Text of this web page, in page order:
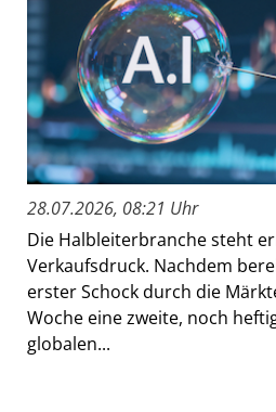
28.07.2026, 08:21 Uhr
Die Halbleiterbranche steht
Verkaufsdruck. Nachdem
erster Schock durch die
Woche eine zweite, noch
globalen...